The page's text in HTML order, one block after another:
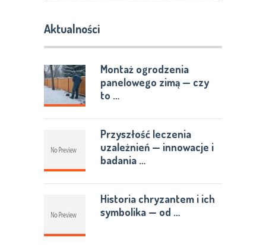
Aktualności
Montaż ogrodzenia
panelowego zimą — czy
to …
Przyszłość leczenia
uzależnień — innowacje i
badania …
Historia chryzantem i ich
symbolika — od …